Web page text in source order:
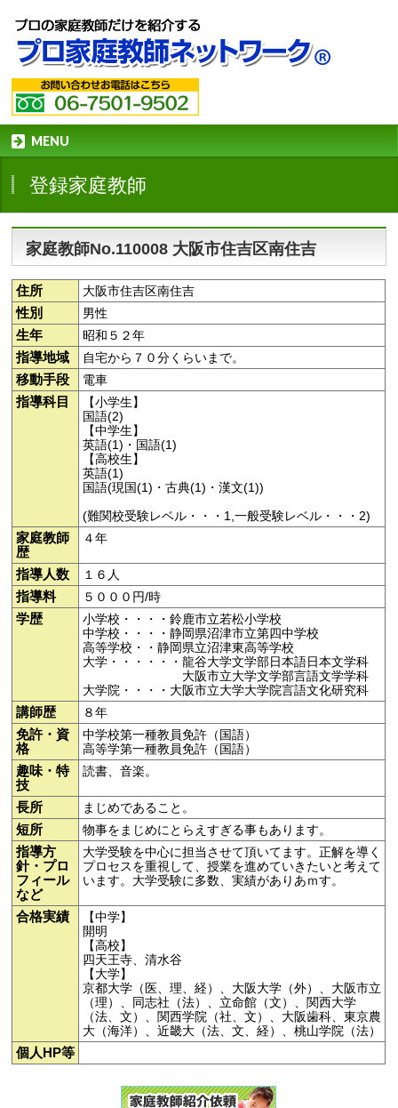
MENU
登録家庭教師
家庭教師No.110008 大阪市住吉区南住吉
住所 大阪市住吉区南住吉
性別 男性
生年 昭和５２年
指導地域 自宅から７０分くらいまで。
移動手段 電車
指導科目
【小学生】
国語(2)
【中学生】
英語(1)・国語(1)
【高校生】
英語(1)
国語(現国(1)・古典(1)・漢文(1))
(難関校受験レベル・・・1,一般受験レベル・・・2)
家庭教師
歴
４年
指導人数 １６人
指導料 ５０００円/時
学歴
小学校・・・・鈴鹿市立若松小学校
中学校・・・・静岡県沼津市立第四中学校
高等学校・・静岡県立沼津東高等学校
大学・・・・・・龍谷大学文学部日本語日本文学科
大阪市立大学文学部言語文学学科
大学院・・・・大阪市立大学大学院言語文化研究科
講師歴 ８年
免許・資
格
中学校第一種教員免許（国語）
高等学第一種教員免許（国語）
趣味・特
技
読書、音楽。
長所 まじめであること。
短所 物事をまじめにとらえすぎる事もあります。
指導方
針・プロ
フィール
など
大学受験を中心に担当させて頂いてます。正解を導く
プロセスを重視して、授業を進めていきたいと考えて
います。大学受験に多数、実績がありあｍす。
合格実績
【中学】
開明
【高校】
四天王寺、清水谷
【大学】
京都大学（医、理、経）、大阪大学（外）、大阪市立
（理）、同志社（法）、立命館（文）、関西大学
（法、文）、関西学院（社、文）、大阪歯科、東京農
大（海洋）、近畿大（法、文、経）、桃山学院（法）
個人HP等